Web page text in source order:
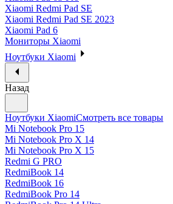
Xiaomi Redmi Pad SE
Xiaomi Redmi Pad SE 2023
Xiaomi Pad 6
Мониторы Xiaomi
Ноутбуки Xiaomi
Назад
Ноутбуки XiaomiСмотреть все товары
Mi Notebook Pro 15
Mi Notebook Pro X 14
Mi Notebook Pro X 15
Redmi G PRO
RedmiBook 14
RedmiBook 16
RedmiBook Pro 14